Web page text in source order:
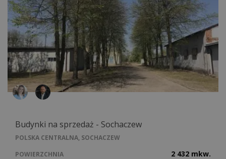
Budynki na sprzedaż - Sochaczew
POLSKA CENTRALNA, SOCHACZEW
POWIERZCHNIA
2 432 mkw.